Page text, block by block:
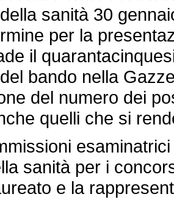
sanità 30
per la
il
bando nella
del numero dei
quelli che si
esaminatrici
sanità per i
e la